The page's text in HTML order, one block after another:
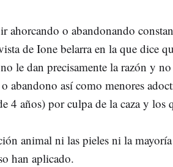
ahorcando o abandonando
de Ione belarra en la que dice
le dan precisamente la razón y
abandono así como menores
4 años) por culpa de la caza y los
animal ni las pieles ni la mayoría
han aplicado.